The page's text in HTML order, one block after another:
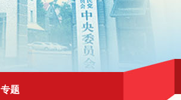
专题